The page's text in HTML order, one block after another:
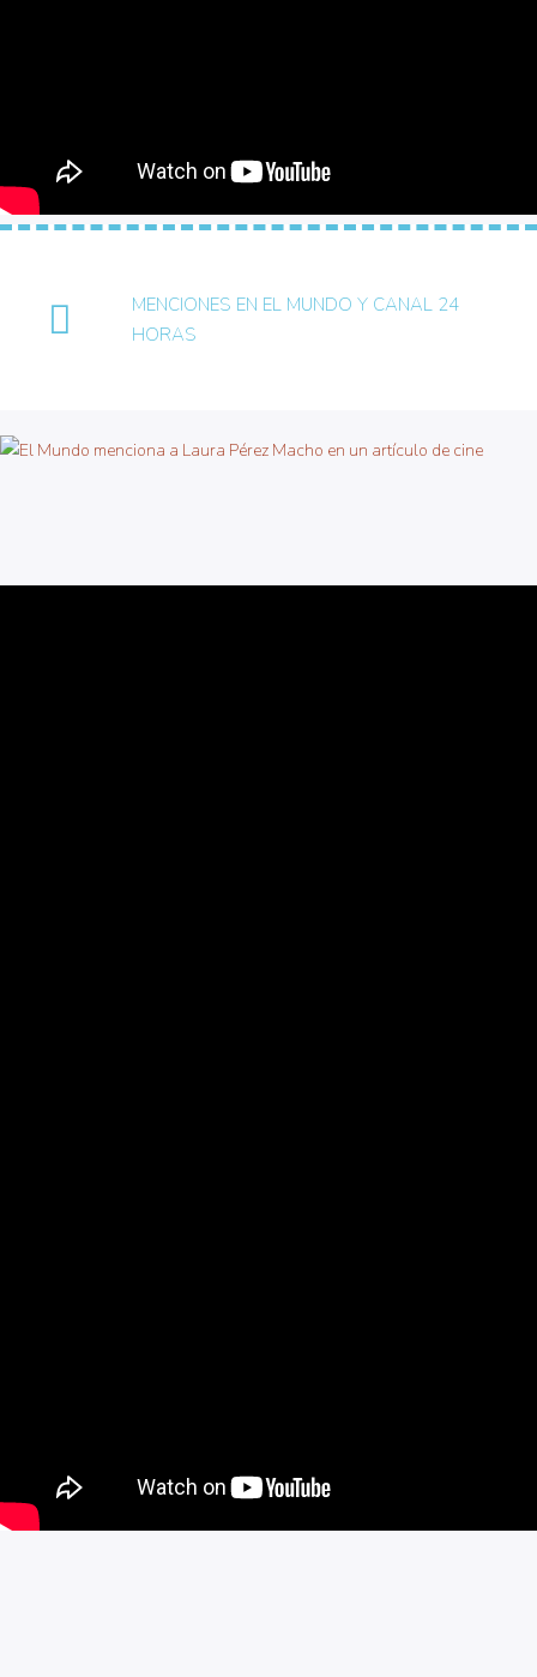
MENCIONES EN EL MUNDO Y CANAL 24
HORAS